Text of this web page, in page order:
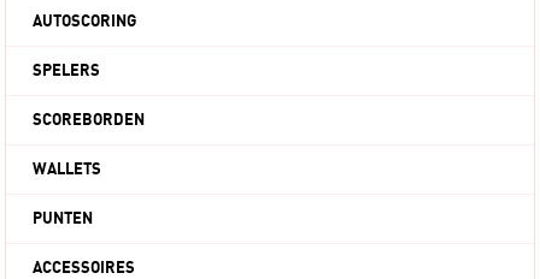
AUTOSCORING
SPELERS
SCOREBORDEN
WALLETS
PUNTEN
ACCESSOIRES